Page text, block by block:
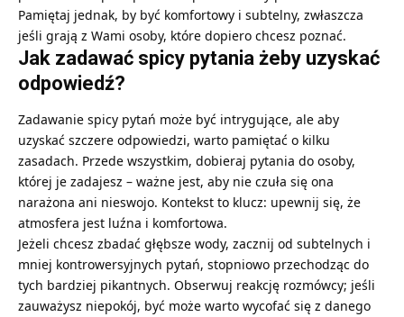
Pamiętaj jednak, by być komfortowy i subtelny, zwłaszcza
jeśli grają z Wami osoby, które dopiero chcesz poznać.
Jak zadawać spicy pytania żeby uzyskać
odpowiedź?
Zadawanie spicy pytań może być intrygujące, ale aby
uzyskać szczere odpowiedzi, warto pamiętać o kilku
zasadach. Przede wszystkim, dobieraj pytania do osoby,
której je zadajesz – ważne jest, aby nie czuła się ona
narażona ani nieswojo. Kontekst to klucz: upewnij się, że
atmosfera jest luźna i komfortowa.
Jeżeli chcesz zbadać głębsze wody, zacznij od subtelnych i
mniej kontrowersyjnych pytań, stopniowo przechodząc do
tych bardziej pikantnych. Obserwuj reakcję rozmówcy; jeśli
zauważysz niepokój, być może warto wycofać się z danego